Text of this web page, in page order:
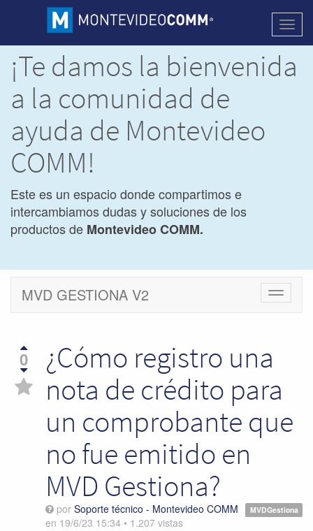
¡Te damos la bienvenida
a la comunidad de
ayuda de Montevideo
COMM!
Este es un espacio donde compartimos e
intercambiamos dudas y soluciones de los
productos de Montevideo COMM.
Cambiar
MVD GESTIONA V2
0
¿Cómo registro una
nota de crédito para
un comprobante que
no fue emitido en
MVD Gestiona?
MVDGestiona
por Soporte técnico - Montevideo COMM
en 19/6/23 15:34 • 1.207 vistas